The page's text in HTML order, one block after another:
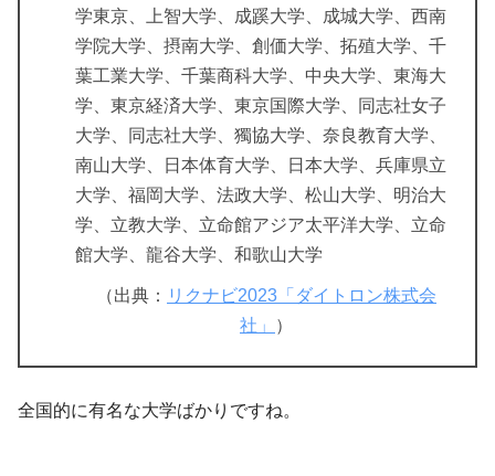
学東京、上智大学、成蹊大学、成城大学、西南
学院大学、摂南大学、創価大学、拓殖大学、千
葉工業大学、千葉商科大学、中央大学、東海大
学、東京経済大学、東京国際大学、同志社女子
大学、同志社大学、獨協大学、奈良教育大学、
南山大学、日本体育大学、日本大学、兵庫県立
大学、福岡大学、法政大学、松山大学、明治大
学、立教大学、立命館アジア太平洋大学、立命
館大学、龍谷大学、和歌山大学
（出典： リクナビ2023「ダイトロン株式会
社」
）
全国的に有名な大学ばかりですね。